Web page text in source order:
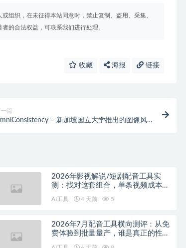
组织，在未征得本站同意时，禁止复制、盗用、采集、
的合法权益，可联系我们进行处理。
收藏 海报 链接
篇
– 新加坡国立大学推出的图像风
2026年影视解说/短剧配音工具实
测：找对这套组合，单条视频成本直
AI工具 4 天前 5
2026年7月配音工具横向测评：从免
费体验到批量量产，谁是真正的性价